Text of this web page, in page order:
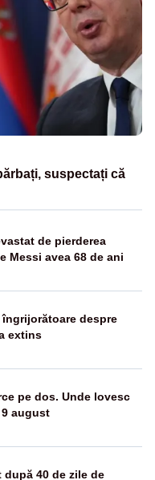
suspectați că
de pierderea
Messi avea 68 de ani
despre
extins
pe dos. Unde lovesc
august
40 de zile de